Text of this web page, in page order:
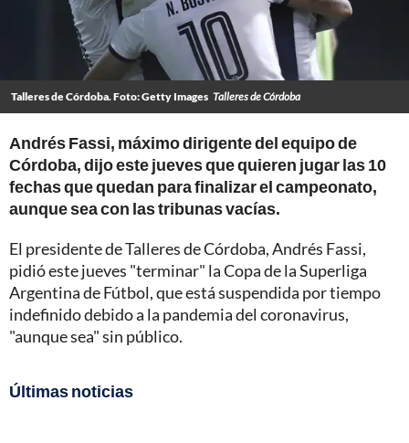
Talleres de Córdoba. Foto: Getty Images Talleres de Córdoba
Andrés Fassi, máximo dirigente del equipo de
Córdoba, dijo este jueves que quieren jugar las 10
fechas que quedan para finalizar el campeonato,
aunque sea con las tribunas vacías.
El presidente de Talleres de Córdoba, Andrés Fassi,
pidió este jueves "terminar" la Copa de la Superliga
Argentina de Fútbol, que está suspendida por tiempo
indefinido debido a la pandemia del coronavirus,
"aunque sea" sin público.
Últimas noticias